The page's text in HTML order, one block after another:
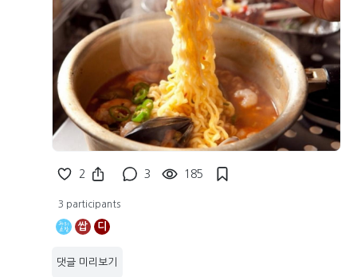
2 3 185
3 participants
쌉 디
댓글 미리보기